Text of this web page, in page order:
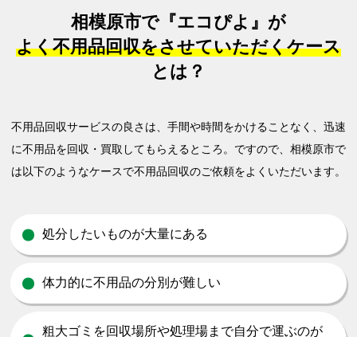
相模原市で『エコぴよ』が
よく不用品回収をさせていただくケース
とは？
不用品回収サービスの良さは、手間や時間をかけることなく、迅速
に不用品を回収・買取してもらえるところ。 ですので、相模原市で
は以下のようなケースで不用品回収のご依頼をよくいただいます。
処分したいものが大量にある
体力的に不用品の分別が難しい
粗大ゴミを回収場所や処理場まで自分で運ぶのが